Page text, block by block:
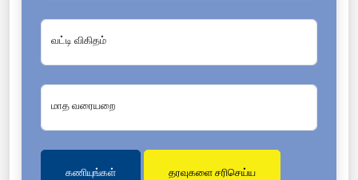
வட்டி விகிதம்
மாத வரையறை
கணியுங்கள் தரவுகளை சரிசெய்ய